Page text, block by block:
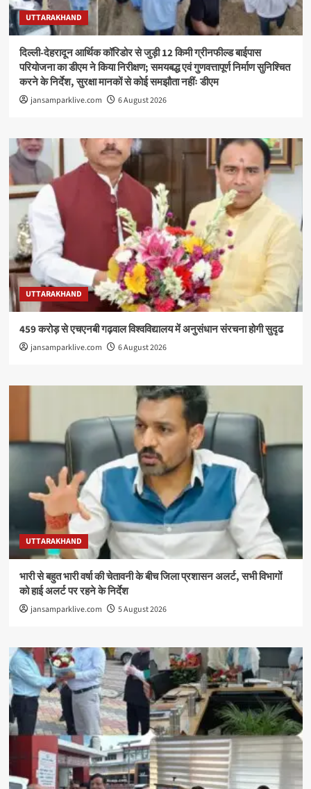
UTTARAKHAND
दिल्ली-देहरादून आर्थिक कॉरिडोर से जुड़ी 12 किमी ग्रीनफील्ड बाईपास
परियोजना का डीएम ने किया निरीक्षण; समयबद्ध एवं गुणवत्तापूर्ण निर्माण सुनिश्चित
करने के निर्देश, सुरक्षा मानकों से कोई समझौता नहींः डीएम
jansamparklive.com 6 August 2026
UTTARAKHAND
459 करोड़ से एचएनबी गढ़वाल विश्वविद्यालय में अनुसंधान संरचना होगी सुदृढ
jansamparklive.com 6 August 2026
UTTARAKHAND
भारी से बहुत भारी वर्षा की चेतावनी के बीच जिला प्रशासन अलर्ट, सभी विभागों
को हाई अलर्ट पर रहने के निर्देश
jansamparklive.com 5 August 2026